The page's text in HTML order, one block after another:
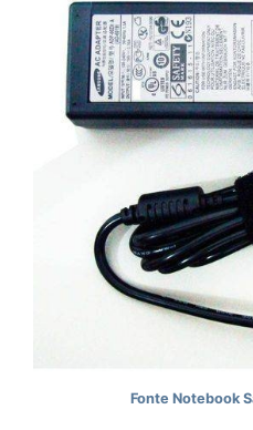
Fonte Notebook